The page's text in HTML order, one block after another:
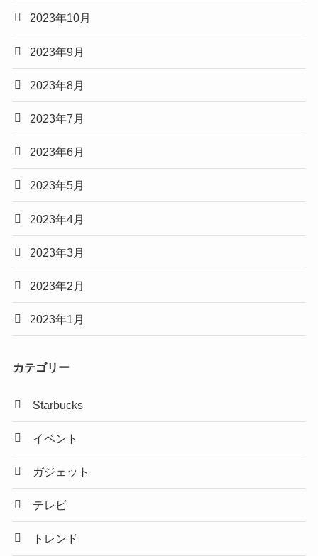
2023年10月
2023年9月
2023年8月
2023年7月
2023年6月
2023年5月
2023年4月
2023年3月
2023年2月
2023年1月
カテゴリー
Starbucks
イベント
ガジェット
テレビ
トレンド